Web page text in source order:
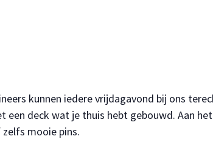
kunnen iedere vrijdagavond bij ons
een deck wat je thuis hebt gebouwd. Aan
mooie pins.